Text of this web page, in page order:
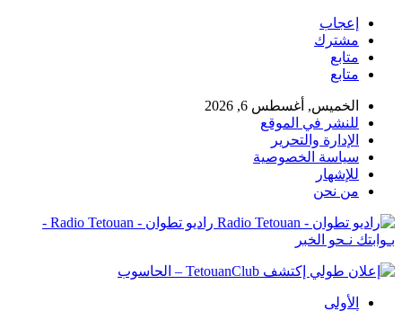
إعجاب
مشترك
متابع
متابع
الخميس, أغسطس 6, 2026
للنشر في الموقع
الإدارة والتحرير
سياسة الخصوصية
للإشهار
من نحن
راديو تطوان - Radio Tetouan -
بـوابتك نـحو الخبر
الأولى